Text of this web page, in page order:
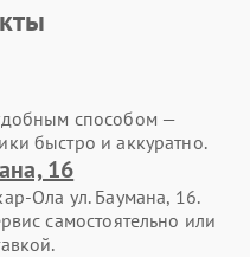
способом —
быстро и аккуратно.
16
Ола ул. Баумана, 16.
самостоятельно или